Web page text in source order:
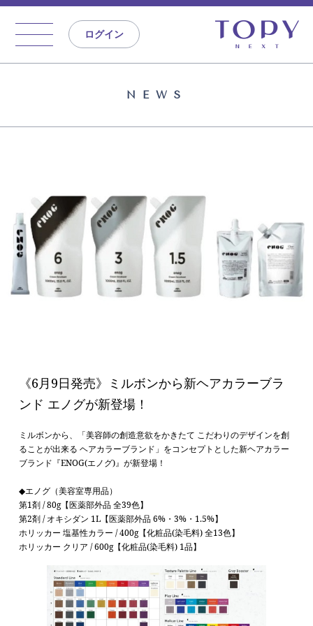
ログイン
NEWS
《6月9日発売》ミルボンから新ヘアカラーブラ
ンド エノグが新登場！
ミルボンから、
「美容師の創造意欲をかきたて こだわりのデザインを創
ることが出来る ヘアカラーブランド」をコンセプトとした新ヘアカラー
ブランド『ENOG(エノグ)』が新登場！
◆エノグ（美容室専用品）
第1剤 / 80g【医薬部外品 全39色】
第2剤 / オキシダン 1L【医薬部外品 6%・3%・1.5%】
ホリッカー 塩基性カラー / 400g【化粧品(染毛料) 全13色】
ホリッカー クリア / 600g【化粧品(染毛料) 1品】